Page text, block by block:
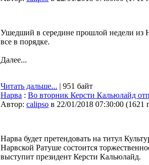
Ушедший в середине прошлой недели из
все в порядке.
Далее...
Читать дальше... | 951 байт
Нарва : Во вторник Керсти Кальюлайд
Автор: calipso в 22/01/2018 07:30:00 (1621
Нарва будет претендовать на титул
Нарвской Ратуше состоится
выступит президент Керсти Кальюлайд.